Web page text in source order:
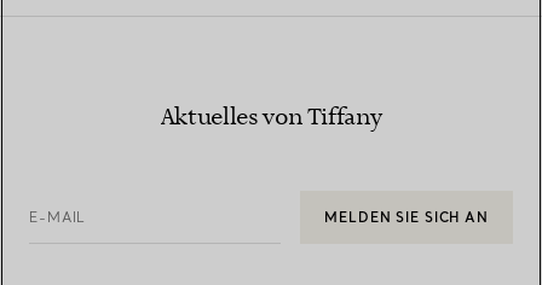
Aktuelles von Tiffany
E-MAIL MELDEN SIE SICH AN